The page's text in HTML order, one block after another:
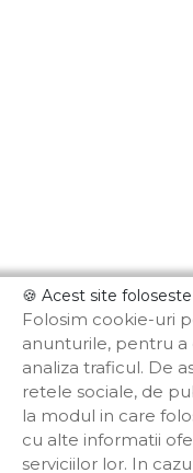
🍪 Acest site
Folosim cookie-uri
anunturile, pentru a
analiza traficul. De
retele sociale, de
la modul in care
cu alte informatii
serviciilor lor. In